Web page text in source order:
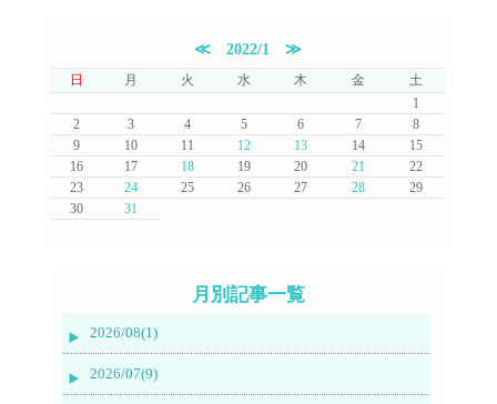
≪2022/1 ≫
日 月 火 水 木 金
土
1
2
3 4 5 6 7
8
9
10 11 12 13 14
15
16
17 18 19 20 21
22
23
24 25 26 27 28
29
30
31
月別記事一覧
2026/08(1)
2026/07(9)